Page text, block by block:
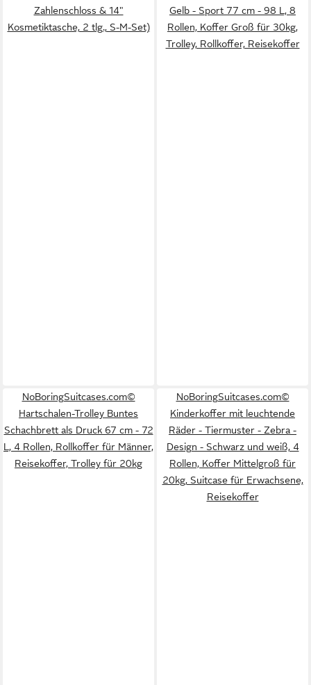
Zahlenschloss & 14"
Kosmetiktasche, 2 tlg., S-M-Set)
Gelb - Sport 77 cm - 98 L, 8
Rollen, Koffer Groß für 30kg,
Trolley, Rollkoffer, Reisekoffer
NoBoringSuitcases.com©
Hartschalen-Trolley Buntes
Schachbrett als Druck 67 cm - 72
L, 4 Rollen, Rollkoffer für Männer,
Reisekoffer, Trolley für 20kg
NoBoringSuitcases.com©
Kinderkoffer mit leuchtende
Räder - Tiermuster - Zebra -
Design - Schwarz und weiß, 4
Rollen, Koffer Mittelgroß für
20kg, Suitcase für Erwachsene,
Reisekoffer